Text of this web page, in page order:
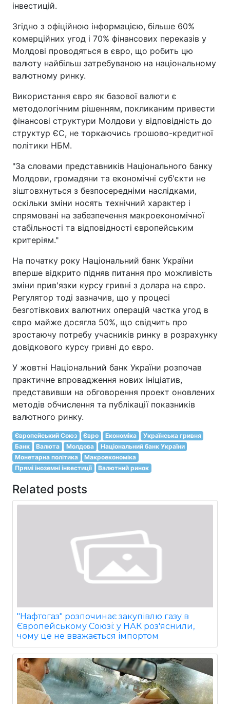
інвестицій.
Згідно з офіційною інформацією, більше 60%
комерційних угод і 70% фінансових переказів у
Молдові проводяться в євро, що робить цю
валюту найбільш затребуваною на національному
валютному ринку.
Використання євро як базової валюти є
методологічним рішенням, покликаним привести
фінансові структури Молдови у відповідність до
структур ЄС, не торкаючись грошово-кредитної
політики НБМ.
"За словами представників Національного банку
Молдови, громадяни та економічні суб'єкти не
зіштовхнуться з безпосередніми наслідками,
оскільки зміни носять технічний характер і
спрямовані на забезпечення макроекономічної
стабільності та відповідності європейським
критеріям."
На початку року Національний банк України
вперше відкрито підняв питання про можливість
зміни прив'язки курсу гривні з долара на євро.
Регулятор тоді зазначив, що у процесі
безготівкових валютних операцій частка угод в
євро майже досягла 50%, що свідчить про
зростаючу потребу учасників ринку в розрахунку
довідкового курсу гривні до євро.
У жовтні Національний банк України розпочав
практичне впровадження нових ініціатив,
представивши на обговорення проект оновлених
методів обчислення та публікації показників
валютного ринку.
Європейський Союз Євро Економіка
Українська гривня
Банк
Валюта Молдова
Національний банк України
Монетарна політика
Макроекономіка
Прямі іноземні інвестиції
Валютний ринок
Related posts
"Нафтогаз" розпочинає закупівлю газу в
Європейському Союзі: у НАК роз'яснили,
чому це не вважається імпортом